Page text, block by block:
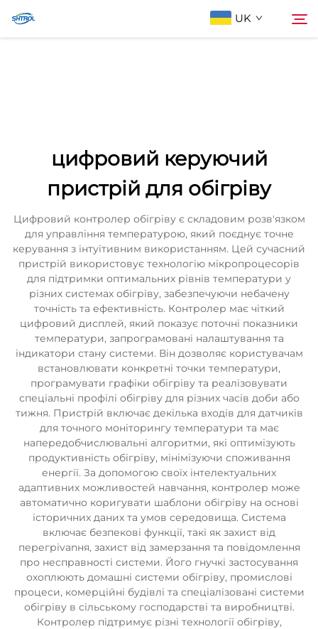
UK
Зв'яжіться з нами
цифровий керуючий
пристрій для обігріву
Цифровий контролер обігріву є складовим розв'язком
для управління температурою, який поєднує точне
керування з інтуїтивним використанням. Цей сучасний
пристрій використовує технологію мікропроцесорів
для підтримки оптимальних рівнів температури у
різних системах обігріву, забезпечуючи небачену
точність та ефективність. Контролер має чіткий
цифровий дисплей, який показує поточні показники
температури, запрограмовані налаштування та
індикатори стану системи. Він дозволяє користувачам
встановлювати конкретні точки температури,
програмувати графіки обігріву та реалізовувати
спеціальні профілі обігріву для різних часів доби або
тижня. Пристрій включає декілька входів для датчиків
для точного моніторингу температури та має
напередобчислювальні алгоритми, які оптимізують
продуктивність обігріву, мінімізуючи споживання
енергії. За допомогою своїх інтелектуальних
адаптивних можливостей навчання, контролер може
автоматично коригувати шаблони обігріву на основі
історичних даних та умов середовища. Система
включає безпекові функції, такі як захист від
перегріvanня, захист від замерзання та повідомлення
про несправності системи. Його гнучкі застосування
охоплюють домашні системи обігріву, промислові
процеси, комерційні будівлі та спеціалізовані системи
обігріву в сільському господарстві та виробництві.
Контролер підтримує різні технології обігріву,